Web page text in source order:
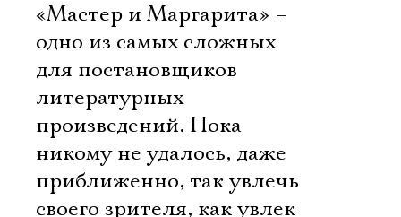
«Мастер и Маргарита» –
одно из самых сложных
для постановщиков
литературных
произведений. Пока
никому не удалось, даже
приближенно, так увлечь
своего зрителя, как увлек